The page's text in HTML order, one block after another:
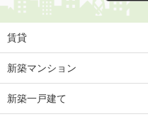
賃貸
新築マンション
新築一戸建て